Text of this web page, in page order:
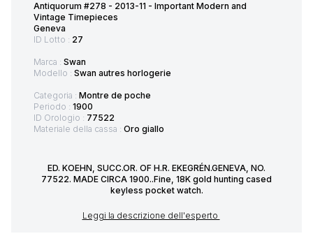
Antiquorum #278 - 2013-11 - Important Modern and
Vintage Timepieces
Geneva
ID Lotto : 27
Marca : Swan
Modello : Swan autres horlogerie
Categoria : Montre de poche
Periodo : 1900
ID Orologio : 77522
Materiale della cassa : Oro giallo
ED. KOEHN, SUCC.OR. OF H.R. EKEGRÉN.GENEVA, NO.
77522. MADE CIRCA 1900..Fine, 18K gold hunting cased
keyless pocket watch.
Leggi la descrizione dell'esperto